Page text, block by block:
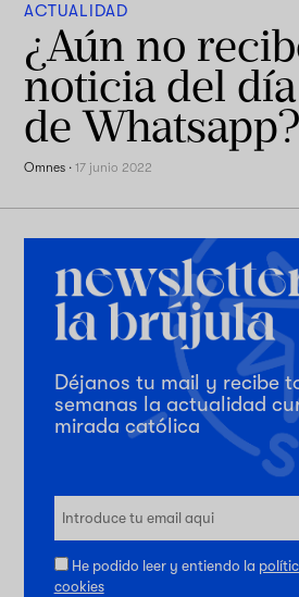
ACTUALIDAD
¿Aún no
noticia del
de Whatsapp?
Omnes ·17 junio 2022
Déjanos tu mail y recibe
semanas la actualidad
mirada católica
He podido leer y entiendo la
cookies